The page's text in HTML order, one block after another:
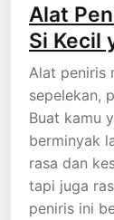
Alat
Si Kecil
Alat peniris
sepelekan,
Buat kamu
berminyak
rasa dan
tapi juga
peniris ini